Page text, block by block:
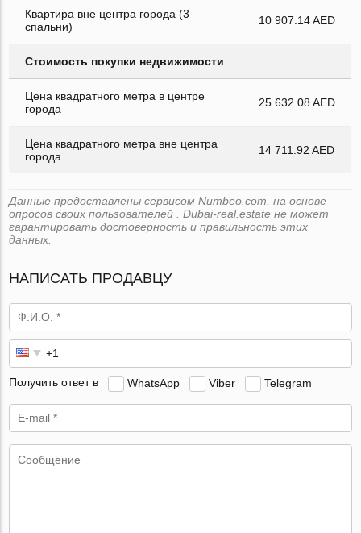
Квартира вне центра города (3
спальни)
10 907.14 AED
Стоимость покупки недвижимости
Цена квадратного метра в центре
города
25 632.08 AED
Цена квадратного метра вне центра
города
14 711.92 AED
Данные предоставлены сервисом Numbeo.com, на основе
опросов своих пользователей . Dubai-real.estate не может
гарантировать достоверность и правильность этих
данных.
НАПИСАТЬ ПРОДАВЦУ
Получить ответ в WhatsApp Viber Telegram